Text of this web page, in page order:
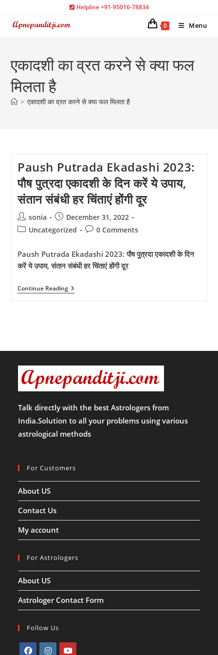
content
Helpline +91-95016-78834
0 Menu
एकादशी का व्रत करने से क्या फल
मिलता है
> एकादशी का व्रत करने से क्या फल मिलता है
Paush Putrada Ekadashi 2023:
पौष पुत्रदा एकादशी के दिन करें ये उपाय,
संतान संबंधी हर चिंताएं होंगी दूर
Post
author:
sonia
Post
published:
December 31, 2022
PostUncategorized
Post0 Comments
Paush Putrada Ekadashi 2023: पौष पुत्रदा एकादशी के दिन
करें ये उपाय, संतान संबंधी हर चिंताएं होंगी दूर
Continue ReadingPaush
Putrada
दिन
ये
उपाय,
संतान
संबंधी
चिंताएं
होंगी
दूर
Talk directly with the best Astrologers from
India.Solution to all your problems using various
astrological methods
For Customers
About US
Contact Us
My account
For Astrologers
About US
Astrologer Contact Form
Follow Us